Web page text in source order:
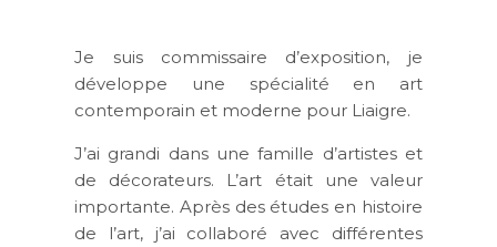
Je suis commissaire d’exposition, je
développe une spécialité en art
contemporain et moderne pour Liaigre.
J’ai grandi dans une famille d’artistes et
de décorateurs. L’art était une valeur
importante. Après des études en histoire
de l’art, j’ai collaboré avec différentes